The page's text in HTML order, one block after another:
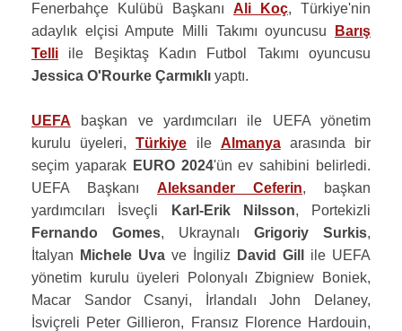
Fenerbahçe Kulübü Başkanı Ali Koç, Türkiye'nin
adaylık elçisi Ampute Milli Takımı oyuncusu
Barış
Telli ile Beşiktaş Kadın Futbol Takımı oyuncusu
Jessica O'Rourke Çarmıklı yaptı.
UEFA başkan ve yardımcıları ile UEFA yönetim
kurulu üyeleri,Türkiye ile Almanyaarasında bir
seçim yaparak EURO 2024'ün ev sahibini belirledi.
UEFA Başkanı Aleksander Ceferin, başkan
yardımcıları İsveçli
Karl-Erik Nilsson, Portekizli
Fernando Gomes, Ukraynalı Grigoriy Surkis,
İtalyan
Michele Uva ve İngiliz David Gill
ile UEFA
yönetim kurulu üyeleri Polonyalı Zbigniew Boniek,
Macar Sandor Csanyi, İrlandalı John Delaney,
İsviçreli Peter Gillieron, Fransız Florence Hardouin,